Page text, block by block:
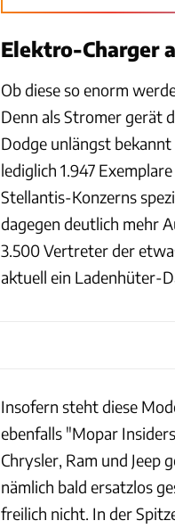
Elektro-Charger
Ob diese so enorm
Denn als Stromer gerät
Dodge unlängst
lediglich 1.947
Stellantis-Konzerns
dagegen deutlich mehr
3.500 Vertreter der
aktuell ein Ladenhüter-
Insofern steht diese
ebenfalls "Mopar
Chrysler, Ram und
nämlich bald ersatzlos
freilich nicht. In der